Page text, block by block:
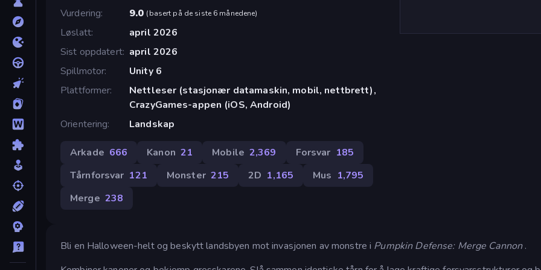
Vurdering
9.0 (basert på de siste 6 månedene)
Løslatt
april 2026
Sist oppdatert april 2026
Spillmotor
Unity 6
Plattformer
Nettleser (stasjonær datamaskin, mobil, nettbrett),
CrazyGames-appen (iOS, Android)
Orientering
Landskap
Arkade 666 Kanon 21 Mobile 2,369 Forsvar 185
Tårnforsvar 121 Monster 215 2D 1,165 Mus 1,795
Merge 238
Bli en Halloween-helt og beskytt landsbyen mot invasjonen av monstre i Pumpkin Defense: Merge Cannon.